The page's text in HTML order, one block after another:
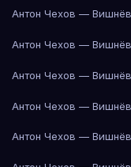
Антон Чехов —
Антон Чехов —
Антон Чехов —
Антон Чехов —
Антон Чехов —